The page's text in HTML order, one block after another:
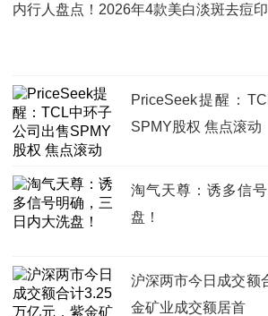
内行人盘点！2026年4款美白淡斑去痘
PriceSeek提醒：
SPMY股权 焦点滚动
淘气天尊：诱多信
盘！
沪深两市今日成交额
金矿业成交额居首